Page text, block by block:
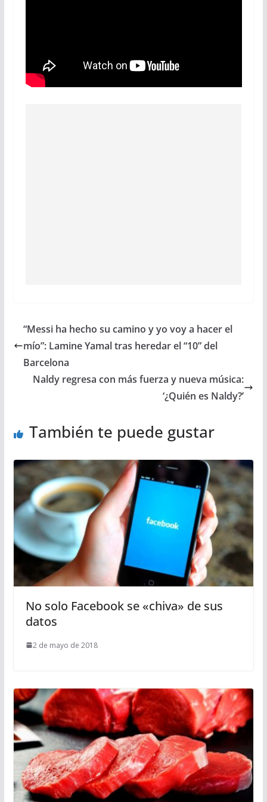
“Messi ha hecho su camino y yo voy a hacer el
mío”: Lamine Yamal tras heredar el “10” del
Barcelona
Naldy regresa con más fuerza y nueva música:
‘¿Quién es Naldy?’
También te puede gustar
No solo Facebook se «chiva» de sus
datos
2 de mayo de 2018